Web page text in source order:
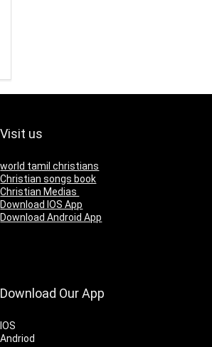
Visit us
world tamil christians
Christian songs book
Christian Medias
Download IOS App
Download Android App
Download Our App
IOS
Andriod